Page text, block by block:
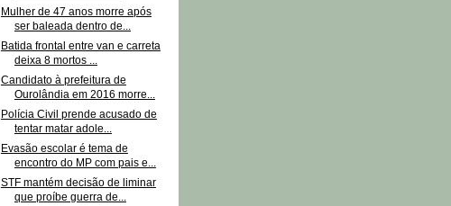
Mulher de 47 anos morre após
ser baleada dentro de...
Batida frontal entre van e carreta
deixa 8 mortos ...
Candidato à prefeitura de
Ourolândia em 2016 morre...
Polícia Civil prende acusado de
tentar matar adole...
Evasão escolar é tema de
encontro do MP com pais e...
STF mantém decisão de liminar
que proíbe guerra de...